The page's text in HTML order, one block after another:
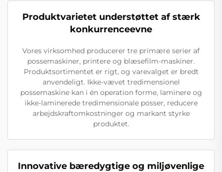
Produktvarietet understøttet af stærk
konkurrenceevne
Vores virksomhed producerer tre primære serier af
possemaskiner, printere og blæsefilm-maskiner.
Produktsortimentet er rigt, og varevalget er bredt
anvendeligt. Ikke-vævet tredimensionel
possemaskine kan i én operation forme, laminere og
ikke-laminerede tredimensionale posser, reducere
arbejdskraftomkostninger og markant styrke
produktet.
Innovative bæredygtige og miljøvenlige